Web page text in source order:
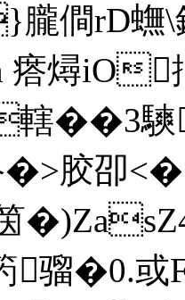
朧僴rD蟱
燖iO
��3
胶卲
骝